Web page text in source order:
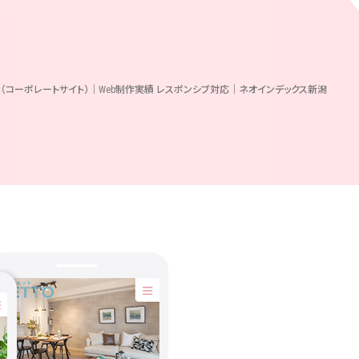
コーポレートサイト）｜Web制作実績 レスポンシブ対応｜ネオインデックス新潟